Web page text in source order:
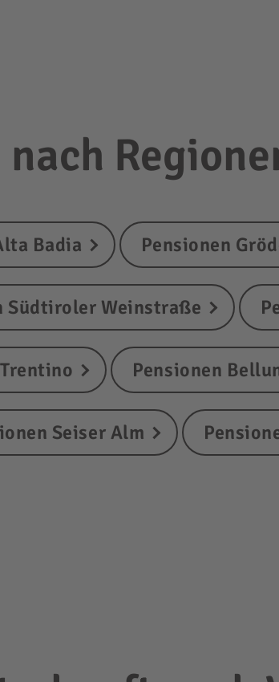
Badia Pensionen
Südtiroler Weinstraße
Pensionen
Seiser Alm